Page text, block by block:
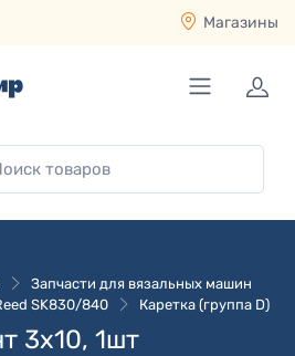
Магазины
Запчасти для вязальных машин
SK830/840
Каретка (группа D)
3x10, 1шт